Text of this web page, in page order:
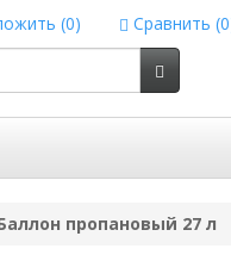
(0) Сравнить (0
пропановый 27 л